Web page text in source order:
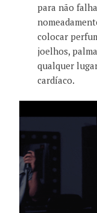
para não
colocar
joelhos,
qualquer
cardíaco.